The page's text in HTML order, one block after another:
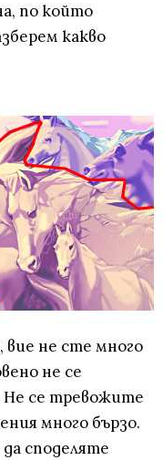
по който
какво
вие не сте много
не се
Не се тревожите
много бързо.
споделяте